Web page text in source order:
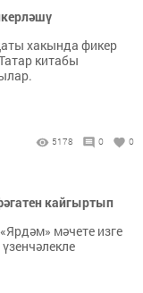
хакында фикер
китабы
5178 0 0
кайгыртып
мәчете изге